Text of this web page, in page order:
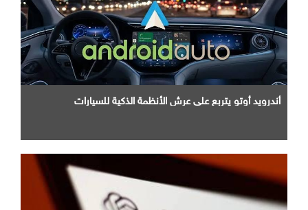
أندرويد أوتو يتربع علي عرش الأنظمة الذكية للسيارات